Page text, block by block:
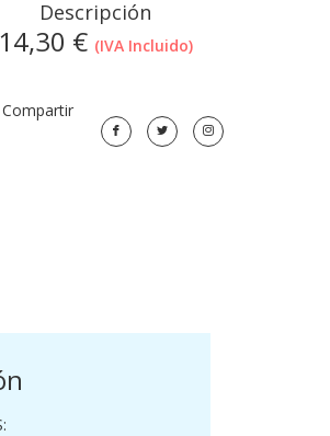
Descripción
14,30 € (IVA Incluido)
Compartir